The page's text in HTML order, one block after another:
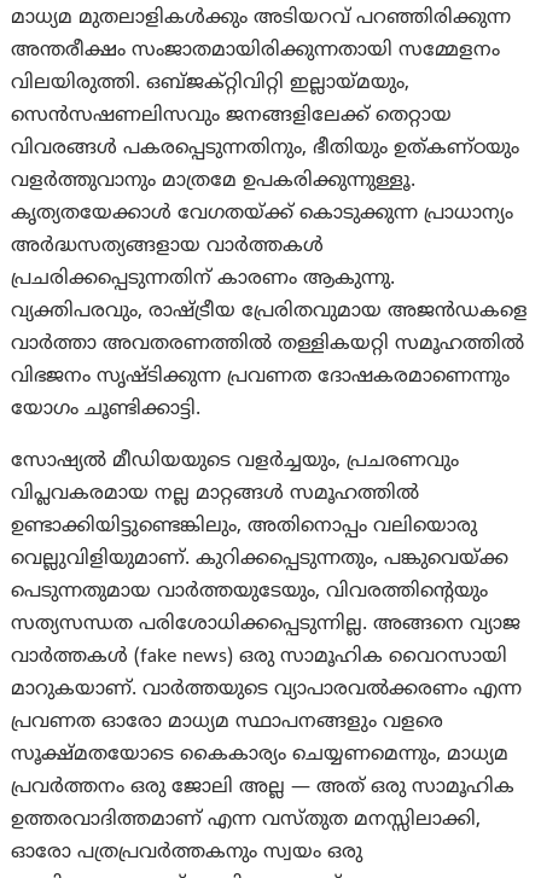
മാധ്യമ മുതലാളികൾക്കും അടിയറവ് പറഞ്ഞിരിക്കുന്ന
അന്തരീക്ഷം സംജാതമായിരിക്കുന്നതായി സമ്മേളനം
വിലയിരുത്തി. ഒബ്‌ജക്റ്റിവിറ്റി ഇല്ലായ്മയും,
സെൻസഷണലിസവും ജനങ്ങളിലേക്ക് തെറ്റായ
വിവരങ്ങൾ പകരപ്പെടുന്നതിനും, ഭീതിയും ഉത്കണ്ഠയും
വളർത്തുവാനും മാത്രമേ ഉപകരിക്കുന്നുള്ളൂ.
കൃത്യതയേക്കാൾ വേഗതയ്ക്ക് കൊടുക്കുന്ന പ്രാധാന്യം
അർദ്ധസത്യങ്ങളായ വാർത്തകൾ
പ്രചരിക്കപ്പെടുന്നതിന് കാരണം ആകുന്നു.
വ്യക്തിപരവും, രാഷ്ട്രീയ പ്രേരിതവുമായ അജൻഡകളെ
വാർത്താ അവതരണത്തിൽ തള്ളികയറ്റി സമൂഹത്തിൽ
വിഭജനം സൃഷ്ടിക്കുന്ന പ്രവണത ദോഷകരമാണെന്നും
യോഗം ചൂണ്ടിക്കാട്ടി.
സോഷ്യൽ മീഡിയയുടെ വളർച്ചയും, പ്രചരണവും
വിപ്ലവകരമായ നല്ല മാറ്റങ്ങൾ സമൂഹത്തിൽ
ഉണ്ടാക്കിയിട്ടുണ്ടെങ്കിലും, അതിനൊപ്പം വലിയൊരു
വെല്ലുവിളിയുമാണ്. കുറിക്കപ്പെടുന്നതും, പങ്കുവെയ്ക്ക
പെടുന്നതുമായ വാർത്തയുടേയും, വിവരത്തിന്റെയും
സത്യസന്ധത പരിശോധിക്കപ്പെടുന്നില്ല. അങ്ങനെ വ്യാജ
വാർത്തകൾ (fake news) ഒരു സാമൂഹിക വൈറസായി
മാറുകയാണ്. വാർത്തയുടെ വ്യാപാരവൽക്കരണം എന്ന
പ്രവണത ഓരോ മാധ്യമ സ്ഥാപനങ്ങളും വളരെ
സൂക്ഷ്മതയോടെ കൈകാര്യം ചെയ്യണമെന്നും, മാധ്യമ
പ്രവർത്തനം ഒരു ജോലി അല്ല — അത് ഒരു സാമൂഹിക
ഉത്തരവാദിത്തമാണ് എന്ന വസ്തുത മനസ്സിലാക്കി,
ഓരോ പത്രപ്രവർത്തകനും സ്വയം ഒരു